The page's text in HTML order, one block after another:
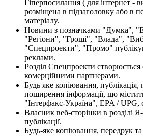
Гіперпосилання ( для інтернет -
розміщена в підзаголовку або в
матеріалу.
Новини з позначками "Думка",
"Регіони", "Гроші", "Влада",
"Спецпроекти", "Промо"
реклами.
Розділ Спецпроекти створюється
комерційними партнерами.
Будь яке копіювання,
поширення інформації, що
"Інтерфакс-Україна", EPA / UPG,
Власник веб-сторінки в розділі
публікації.
Будь-яке копіювання, передрук